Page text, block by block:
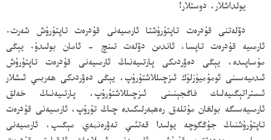
يولداشلار، دوستلار!
دۆلەتنى قۇدرەت تاپتۇرۇشتا ئارمىيەنى قۇدرەت تاپتۇرۇش شەرت.
ئارمىيە قۇدرەت تاپسا، ئاندىن دۆلەت تىنچ - ئامان بولىدۇ. يېڭى
مۇساپىدە، يېڭى دەۋردىكى پارتىيەنىڭ ئارمىيەنى قۇدرەت تاپتۇرۇش
ئىدىيەسىنى ئومۇميۈزلۈك ئىزچىللاشتۇرۇپ، يېڭى دەۋردىكى ھەربىي ئىشلار
ئىستراتېگىيەلىك فاڭجېنىنى ئىزچىللاشتۇرۇپ، پارتىيەنىڭ خەلق
ئارمىيەسىگە بولغان مۇتلەق رەھبەرلىكىدە چىڭ تۇرۇپ، ئارمىيەنى قۇدرەت
تاپتۇرۇشنىڭ جۇڭگوچە يولىدا قەتئىي تەۋرەنمەي مېڭىپ، ئارمىيەنى